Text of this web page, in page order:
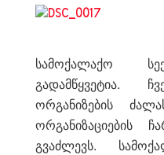
სამოქალაქო
გადამწყვეტია.
ორგანიზების
ორგანიზაციების
გვაძლევს.